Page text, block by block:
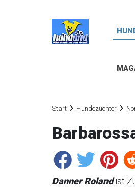
Start Hundezüchter
Danner Rolandist